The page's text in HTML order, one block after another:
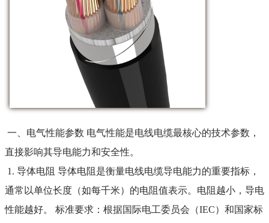
一、电气性能参数 电气性能是电线电缆最核心的技术参数，
直接影响其导电能力和安全性。
1. 导体电阻 导体电阻是衡量电线电缆导电能力的重要指标，
通常以单位长度（如每千米）的电阻值表示。电阻越小，导电
性能越好。 标准要求：根据国际电工委员会（IEC）和国家标